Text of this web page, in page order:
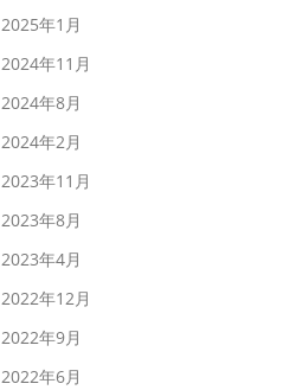
2025年1月
2024年11月
2024年8月
2024年2月
2023年11月
2023年8月
2023年4月
2022年12月
2022年9月
2022年6月